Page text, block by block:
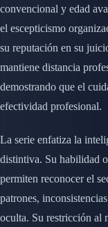
convencional y edad
el escepticismo
su reputación en su
mantiene distancia
demostrando que el
efectividad profesional.
La serie enfatiza la
distintiva. Su habilidad
permiten reconocer el
patrones,
oculta. Su restricción al